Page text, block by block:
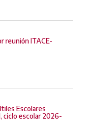
reunión ITACE-
Escolares
ciclo escolar 2026-